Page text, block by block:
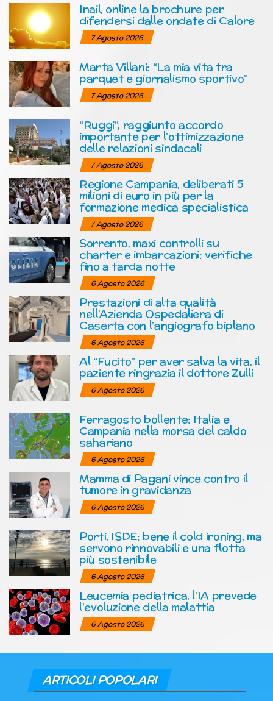
Inail, online la brochure per
difendersi dalle ondate di Calore
7 Agosto 2026
Marta Villani: “La mia vita tra
parquet e giornalismo sportivo”
7 Agosto 2026
“Ruggi”, raggiunto accordo
importante per l’ottimizzazione
delle relazioni sindacali
7 Agosto 2026
Regione Campania, deliberati 5
milioni di euro in più per la
formazione medica specialistica
7 Agosto 2026
Sorrento, maxi controlli su
charter e imbarcazioni: verifiche
fino a tarda notte
6 Agosto 2026
Prestazioni di alta qualità
nell’Azienda Ospedaliera di
Caserta con l’angiografo biplano
6 Agosto 2026
Al “Fucito” per aver salva la vita, il
paziente ringrazia il dottore Zulli
6 Agosto 2026
Ferragosto bollente: Italia e
Campania nella morsa del caldo
sahariano
6 Agosto 2026
Mamma di Pagani vince contro il
tumore in gravidanza
6 Agosto 2026
Porti, ISDE: bene il cold ironing, ma
servono rinnovabili e una flotta
più sostenibile
6 Agosto 2026
Leucemia pediatrica, l’IA prevede
l’evoluzione della malattia
6 Agosto 2026
ARTICOLI POPOLARI